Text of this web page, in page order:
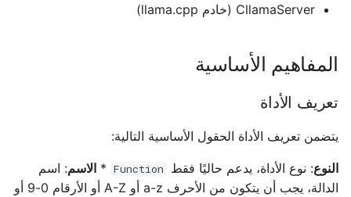
وثائق التوضيحية
الأداة
10. نتائج التشغيل
CllamaServer (خادم llama.cpp)
المفاهيم الأساسية
تعريف الأداة
يتضمن تعريف الأداة الحقول الأساسية التالية:
النوع: نوع الأداة، يدعم حاليًا فقط Function
* الاسم: اسم
الدالة، يجب أن يتكون من الأحرف a-z أو A-Z أو الأرقام 0-9 أو